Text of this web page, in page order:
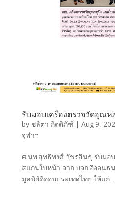
รับมอบเครื่องตรวจวัดอุณ
by ชลิตา กิตติภัฑ์ | Aug 9,
จุฬาฯ
ศ.นพ.สุทธิพงศ์ วัชรสินธุ รับมอ
สแกนใบหน้า จาก บจก.อิออนธ
มูลนิธิอิออนประเทศไทย ให้แก่...